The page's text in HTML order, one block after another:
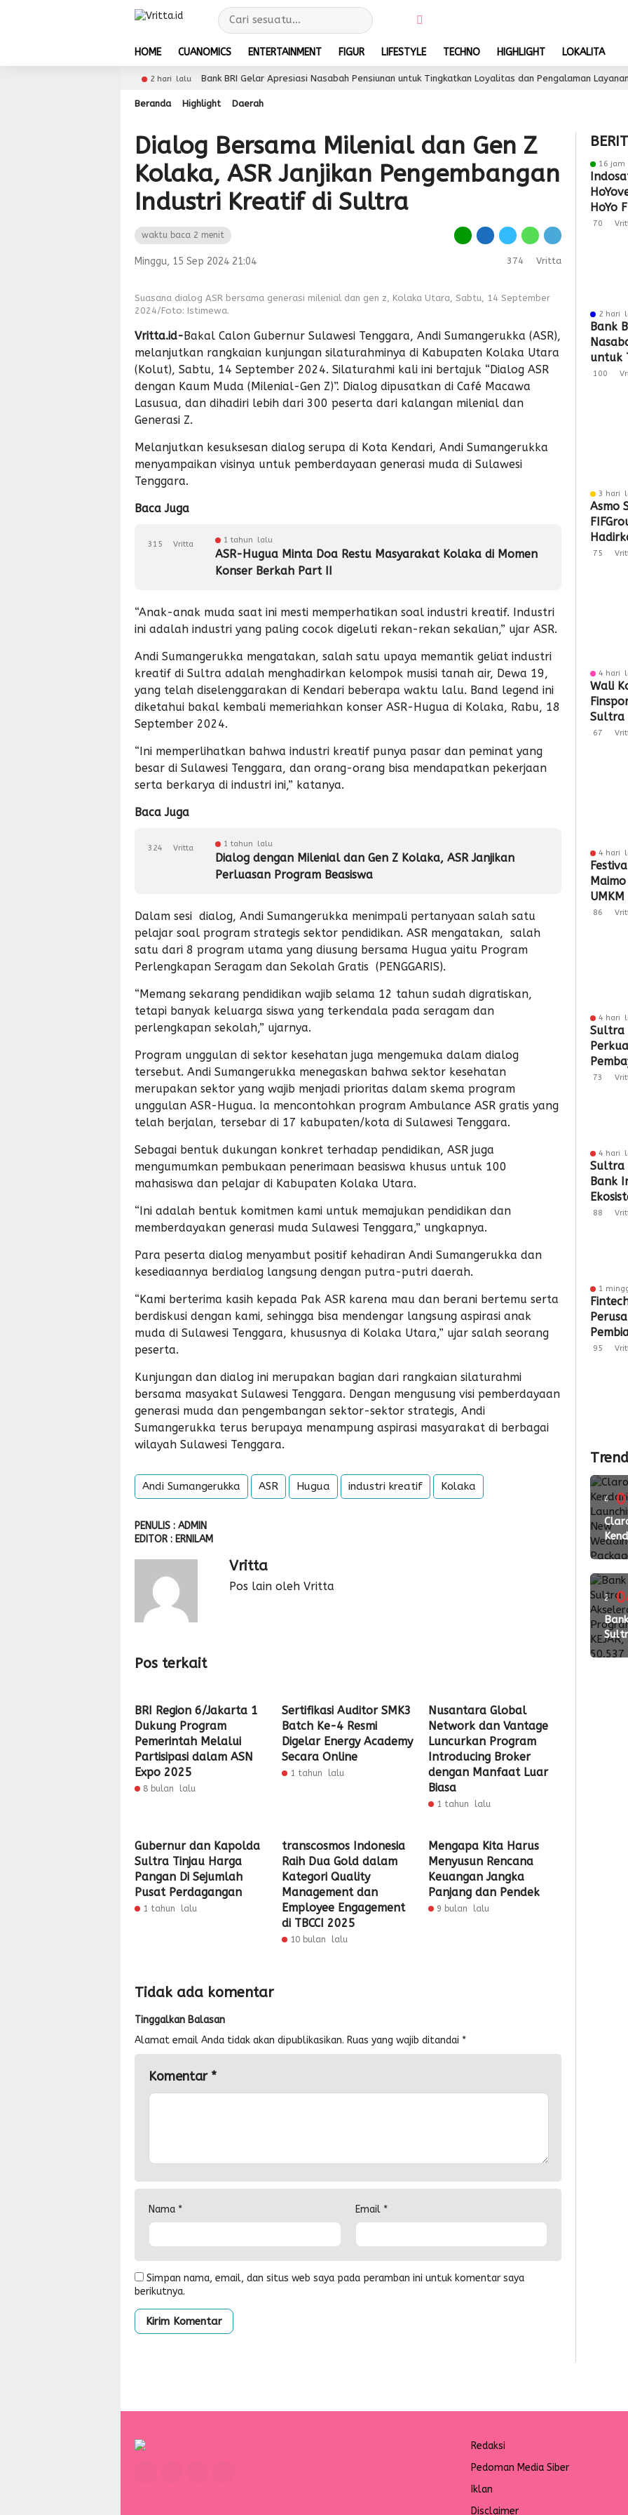
HOME CUANOMICS ENTERTAINMENT FIGUR LIFESTYLE TECHNO HIGHLIGHT LOKALITA
Bank BRI Gelar Apresiasi Nasabah Pensiunan untuk Tingkatkan Loyalitas dan Pengalaman Layanan 3
Beranda Highlight Daerah
Dialog Bersama Milenial dan Gen Z
Kolaka, ASR Janjikan Pengembangan
Industri Kreatif di Sultra
waktu baca 2 menit
Minggu, 15 Sep 2024 21:04 374 Vritta
Suasana dialog ASR bersama generasi milenial dan gen z, Kolaka Utara, Sabtu, 14 September
2024/Foto: Istimewa.
Vritta.id-Bakal Calon Gubernur Sulawesi Tenggara, Andi Sumangerukka (ASR),
melanjutkan rangkaian kunjungan silaturahminya di Kabupaten Kolaka Utara
(Kolut), Sabtu, 14 September 2024. Silaturahmi kali ini bertajuk “Dialog ASR
dengan Kaum Muda (Milenial-Gen Z)”. Dialog dipusatkan di Café Macawa
Lasusua, dan dihadiri lebih dari 300 peserta dari kalangan milenial dan
Generasi Z.
Melanjutkan kesuksesan dialog serupa di Kota Kendari, Andi Sumangerukka
menyampaikan visinya untuk pemberdayaan generasi muda di Sulawesi
Tenggara.
Baca Juga
1 tahun lalu
ASR-Hugua Minta Doa Restu Masyarakat Kolaka di Momen
Konser Berkah Part II
315 Vritta
“Anak-anak muda saat ini mesti memperhatikan soal industri kreatif. Industri
ini adalah industri yang paling cocok digeluti rekan-rekan sekalian,” ujar ASR.
Andi Sumangerukka mengatakan, salah satu upaya memantik geliat industri
kreatif di Sultra adalah menghadirkan kelompok musisi tanah air, Dewa 19,
yang telah diselenggarakan di Kendari beberapa waktu lalu. Band legend ini
diketahui bakal kembali memeriahkan konser ASR-Hugua di Kolaka, Rabu, 18
September 2024.
“Ini memperlihatkan bahwa industri kreatif punya pasar dan peminat yang
besar di Sulawesi Tenggara, dan orang-orang bisa mendapatkan pekerjaan
serta berkarya di industri ini,” katanya.
Baca Juga
1 tahun lalu
Dialog dengan Milenial dan Gen Z Kolaka, ASR Janjikan
Perluasan Program Beasiswa
324 Vritta
Dalam sesi dialog, Andi Sumangerukka menimpali pertanyaan salah satu
pelajar soal program strategis sektor pendidikan. ASR mengatakan, salah
satu dari 8 program utama yang diusung bersama Hugua yaitu Program
Perlengkapan Seragam dan Sekolah Gratis (PENGGARIS).
“Memang sekarang pendidikan wajib selama 12 tahun sudah digratiskan,
tetapi banyak keluarga siswa yang terkendala pada seragam dan
perlengkapan sekolah,” ujarnya.
Program unggulan di sektor kesehatan juga mengemuka dalam dialog
tersebut. Andi Sumangerukka menegaskan bahwa sektor kesehatan
merupakan sektor yang wajib menjadi prioritas dalam skema program
unggulan ASR-Hugua. Ia mencontohkan program Ambulance ASR gratis yang
telah berjalan, tersebar di 17 kabupaten/kota di Sulawesi Tenggara.
Sebagai bentuk dukungan konkret terhadap pendidikan, ASR juga
mengumumkan pembukaan penerimaan beasiswa khusus untuk 100
mahasiswa dan pelajar di Kabupaten Kolaka Utara.
“Ini adalah bentuk komitmen kami untuk memajukan pendidikan dan
memberdayakan generasi muda Sulawesi Tenggara,” ungkapnya.
Para peserta dialog menyambut positif kehadiran Andi Sumangerukka dan
kesediaannya berdialog langsung dengan putra-putri daerah.
“Kami berterima kasih kepada Pak ASR karena mau dan berani bertemu serta
berdiskusi dengan kami, sehingga bisa mendengar langsung aspirasi anak
muda di Sulawesi Tenggara, khususnya di Kolaka Utara,” ujar salah seorang
peserta.
Kunjungan dan dialog ini merupakan bagian dari rangkaian silaturahmi
bersama masyakat Sulawesi Tenggara. Dengan mengusung visi pemberdayaan
generasi muda dan pengembangan sektor-sektor strategis, Andi
Sumangerukka terus berupaya menampung aspirasi masyarakat di berbagai
wilayah Sulawesi Tenggara.
Andi Sumangerukka ASR Hugua industri kreatif Kolaka
PENULIS : ADMIN
EDITOR : ERNILAM
Vritta
Pos lain oleh Vritta
Pos terkait
BRI Region 6/Jakarta 1
Dukung Program
Pemerintah Melalui
Partisipasi dalam ASN
Expo 2025
8 bulan lalu
Sertifikasi Auditor SMK3
Batch Ke-4 Resmi
Digelar Energy Academy
Secara Online
1 tahun lalu
Nusantara Global
Network dan Vantage
Luncurkan Program
Introducing Broker
dengan Manfaat Luar
Biasa
1 tahun lalu
Gubernur dan Kapolda
Sultra Tinjau Harga
Pangan Di Sejumlah
Pusat Perdagangan
1 tahun lalu
transcosmos Indonesia
Raih Dua Gold dalam
Kategori Quality
Management dan
Employee Engagement
di TBCCI 2025
10 bulan lalu
Mengapa Kita Harus
Menyusun Rencana
Keuangan Jangka
Panjang dan Pendek
9 bulan lalu
Tidak ada komentar
Tinggalkan Balasan
Alamat email Anda tidak akan dipublikasikan. Ruas yang wajib ditandai *
Komentar *
Nama * Email *
Simpan nama, email, dan situs web saya pada peramban ini untuk komentar saya
berikutnya.
16
HoYo
70
2 hari
Bank
untuk
100
3 hari
Asmo
75
4 hari
Wali
Sultra
67
4 hari
86
4 hari
Sultra
73
4 hari
Sultra
Bank
QRIS
88
1
95
4
lalu
2
lalu
Bank
Redaksi
Pedoman Media Siber
Iklan
Disclaimer